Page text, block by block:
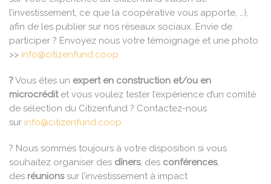
l’investissement, ce que la coopérative vous apporte, …),
afin de les publier sur nos réseaux sociaux. Envie de
participer ? Envoyez nous votre témoignage et une photo
>> info@citizenfund.coop
?Vous êtes un expert en construction et/ou en
microcrédit et vous voulez tester l’expérience d’un comité
de sélection du Citizenfund ? Contactez-nous
sur info@citizenfund.coop
? Nous sommes toujours à votre disposition si vous
souhaitez organiser des dîners, des conférences,
des réunionssur l’investissement à impact